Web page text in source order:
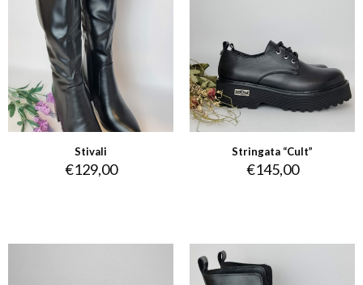
Stivali
€129,00
Stringata “Cult”
€145,00